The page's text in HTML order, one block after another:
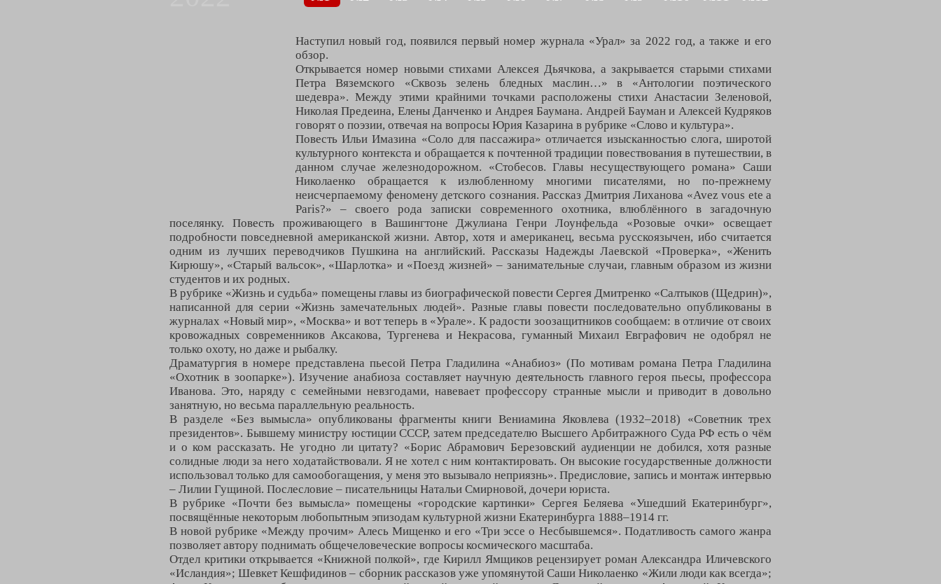
Наступил новый год, появился первый номер журнала «Урал» за 2022 год, а также и его
обзор.
Открывается номер новыми стихами Алексея Дьячкова, а закрывается старыми стихами
Петра Вяземского «Сквозь зелень бледных маслин…» в «Антологии поэтического
шедевра». Между этими крайними точками расположены стихи Анастасии Зеленовой,
Николая Предеина, Елены Данченко и Андрея Баумана. Андрей Бауман и Алексей Кудряков
говорят о поэзии, отвечая на вопросы Юрия Казарина в рубрике «Слово и культура».
Повесть Ильи Имазина «Соло для пассажира» отличается изысканностью слога, широтой
культурного контекста и обращается к почтенной традиции повествования в путешествии, в
данном случае железнодорожном. «Стобесов. Главы несуществующего романа» Саши
Николаенко обращается к излюбленному многими писателями, но по-прежнему
неисчерпаемому феномену детского сознания. Рассказ Дмитрия Лиханова «Avez vous ete а
Paris?» – своего рода записки современного охотника, влюблённого в загадочную
поселянку. Повесть проживающего в Вашингтоне Джулиана Генри Лоунфельда «Розовые очки» освещает
подробности повседневной американской жизни. Автор, хотя и американец, весьма русскоязычен, ибо считается
одним из лучших переводчиков Пушкина на английский. Рассказы Надежды Лаевской «Проверка», «Женить
Кирюшу», «Старый вальсок», «Шарлотка» и «Поезд жизней» – занимательные случаи, главным образом из жизни
студентов и их родных.
В рубрике «Жизнь и судьба» помещены главы из биографической повести Сергея Дмитренко «Салтыков (Щедрин)»,
написанной для серии «Жизнь замечательных людей». Разные главы повести последовательно опубликованы в
журналах «Новый мир», «Москва» и вот теперь в «Урале». К радости зоозащитников сообщаем: в отличие от своих
кровожадных современников Аксакова, Тургенева и Некрасова, гуманный Михаил Евграфович не одобрял не
только охоту, но даже и рыбалку.
Драматургия в номере представлена пьесой Петра Гладилина «Анабиоз» (По мотивам романа Петра Гладилина
«Охотник в зоопарке»). Изучение анабиоза составляет научную деятельность главного героя пьесы, профессора
Иванова. Это, наряду с семейными невзгодами, навевает профессору странные мысли и приводит в довольно
занятную, но весьма параллельную реальность.
В разделе «Без вымысла» опубликованы фрагменты книги Вениамина Яковлева (1932–2018) «Советник трех
президентов». Бывшему министру юстиции СССР, затем председателю Высшего Арбитражного Суда РФ есть о чём
и о ком рассказать. Не угодно ли цитату? «Борис Абрамович Березовский аудиенции не добился, хотя разные
солидные люди за него ходатайствовали. Я не хотел с ним контактировать. Он высокие государственные должности
использовал только для самообогащения, у меня это вызывало неприязнь». Предисловие, запись и монтаж интервью
– Лилии Гущиной. Послесловие – писательницы Натальи Смирновой, дочери юриста.
В рубрике «Почти без вымысла» помещены «городские картинки» Сергея Беляева «Ушедший Екатеринбург»,
посвящённые некоторым любопытным эпизодам культурной жизни Екатеринбурга 1888–1914 гг.
В новой рубрике «Между прочим» Алесь Мищенко и его «Три эссе о Несбывшемся». Податливость самого жанра
позволяет автору поднимать общечеловеческие вопросы космического масштаба.
Отдел критики открывается «Книжной полкой», где Кирилл Ямщиков рецензирует роман Александра Иличевского
«Исландия»; Шевкет Кешфидинов – сборник рассказов уже упомянутой Саши Николаенко «Жили люди как всегда»;